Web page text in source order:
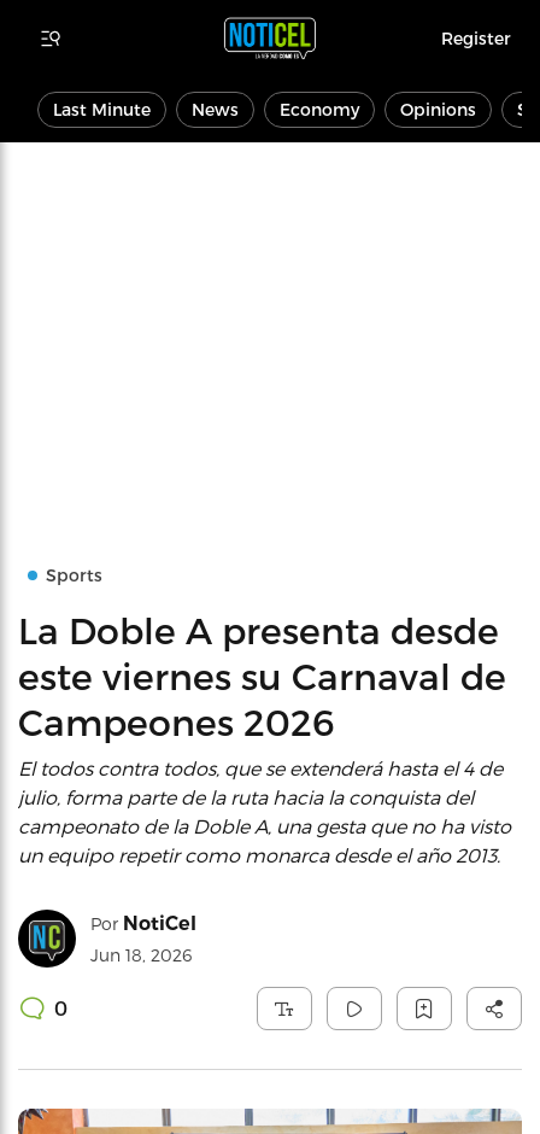
Register
Last Minute News Economy Opinions
Sports
La Doble A presenta desde
este viernes su Carnaval de
Campeones 2026
El todos contra todos, que se extenderá hasta el 4 de
julio, forma parte de la ruta hacia la conquista del
campeonato de la Doble A, una gesta que no ha visto
un equipo repetir como monarca desde el año 2013.
Por NotiCel
Jun 18, 2026
0